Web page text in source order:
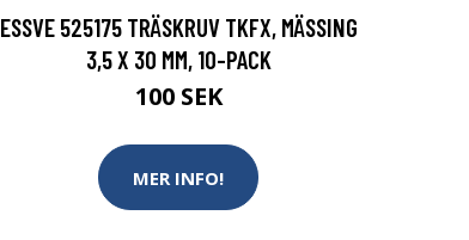
ESSVE 525175 TRÄSKRUV TKFX, MÄSSING
3,5 X 30 MM, 10-PACK
100 SEK
MER INFO!